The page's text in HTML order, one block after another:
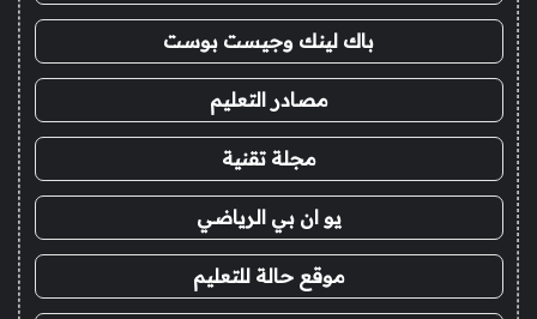
باك لينك وجيست بوست
مصادر التعليم
مجلة تقنية
يو ان بي الرياضي
موقع حالة للتعليم